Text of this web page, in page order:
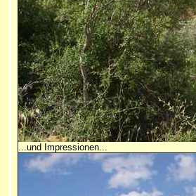
...und Impressionen...